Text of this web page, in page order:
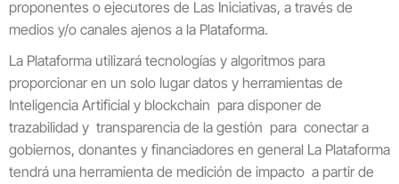
proponentes o ejecutores de Las Iniciativas, a través de
medios y/o canales ajenos a la Plataforma.
La Plataforma utilizará tecnologías y algoritmos para
proporcionar en un solo lugar datos y herramientas de
Inteligencia Artificial y blockchain para disponer de
trazabilidad y transparencia de la gestión para conectar a
gobiernos, donantes y financiadores en general La Plataforma
tendrá una herramienta de medición de impacto a partir de